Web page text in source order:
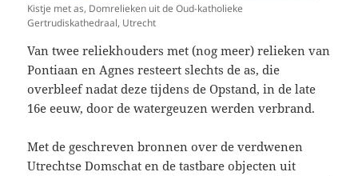
Kistje met as, Domrelieken uit de Oud-katholieke
Gertrudiskathedraal, Utrecht
Van twee reliekhouders met (nog meer) relieken van
Pontiaan en Agnes resteert slechts de as, die
overbleef nadat deze tijdens de Opstand, in de late
16e eeuw, door de watergeuzen werden verbrand.
Met de geschreven bronnen over de verdwenen
Utrechtse Domschat en de tastbare objecten uit